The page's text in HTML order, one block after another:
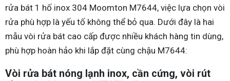
rửa bát 1 hố inox 304 Moomton M7644, việc lựa chọn vòi
rửa phù hợp là yếu tố không thể bỏ qua. Dưới đây là hai
mẫu vòi rửa bát cao cấp được nhiều khách hàng tin dùng,
phù hợp hoàn hảo khi lắp đặt cùng chậu M7644:
Vòi rửa bát nóng lạnh inox, cần cứng, vòi rút